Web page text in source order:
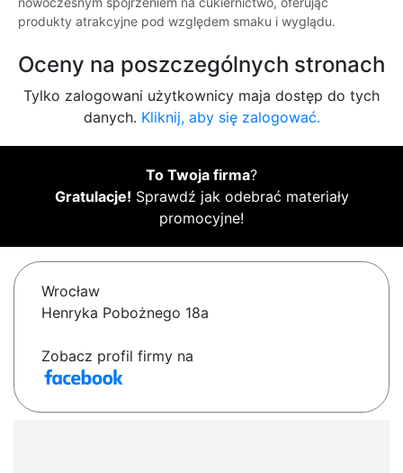
produkty atrakcyjne pod względem smaku i wyglądu.
Oceny na poszczególnych stronach
Tylko zalogowani użytkownicy maja dostęp do tych
danych. Kliknij, aby się zalogować.
To Twoja firma?
Gratulacje! Sprawdź jak odebrać materiały
promocyjne!
Wrocław
Henryka Pobożnego 18a
Zobacz profil firmy na